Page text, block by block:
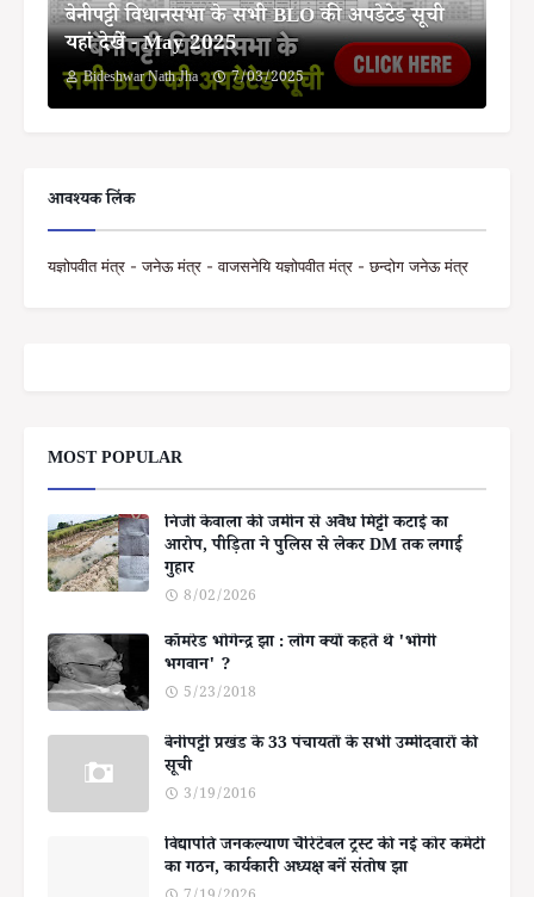
बेनीपट्टी विधानसभा के सभी BLO की अपडेटेड सूची
यहां देखें - May 2025
Bideshwar Nath Jha 7/03/2025
आवश्यक लिंक
यज्ञोपवीत मंत्र - जनेऊ मंत्र - वाजसनेयि यज्ञोपवीत मंत्र - छन्दोग जनेऊ मंत्र
MOST POPULAR
निजी केवाला की जमीन से अवैध मिट्टी कटाई का
आरोप, पीड़िता ने पुलिस से लेकर DM तक लगाई
गुहार
8/02/2026
कॉमरेड भोगेन्द्र झा : लोग क्यों कहते थे 'भोगी
भगवान' ?
5/23/2018
बेनीपट्टी प्रखंड के 33 पंचायतों के सभी उम्मीदवारों की
सूची
3/19/2016
विद्यापति जनकल्याण चैरिटेबल ट्रस्ट की नई कोर कमेटी
का गठन, कार्यकारी अध्यक्ष बनें संतोष झा